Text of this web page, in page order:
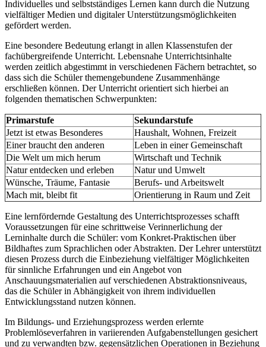
Individuelles und selbstständiges Lernen kann durch die Nutzung
vielfältiger Medien und digitaler Unterstützungsmöglichkeiten
gefördert werden.
Eine besondere Bedeutung erlangt in allen Klassenstufen der
fachübergreifende Unterricht. Lebensnahe Unterrichtsinhalte
werden zeitlich abgestimmt in verschiedenen Fächern betrachtet, so
dass sich die Schüler themengebundene Zusammenhänge
erschließen können. Der Unterricht orientiert sich hierbei an
folgenden thematischen Schwerpunkten:
Primarstufe
Sekundarstufe
Jetzt ist etwas Besonderes
Haushalt, Wohnen, Freizeit
Einer braucht den anderen
Leben in einer Gemeinschaft
Die Welt um mich herum
Wirtschaft und Technik
Natur entdecken und erleben
Natur und Umwelt
Wünsche, Träume, Fantasie
Berufs- und Arbeitswelt
Mach mit, bleibt fit
Orientierung in Raum und Zeit
Eine lernfördernde Gestaltung des Unterrichtsprozesses schafft
Voraussetzungen für eine schrittweise Verinnerlichung der
Lerninhalte durch die Schüler: vom Konkret-Praktischen über
Bildhaftes zum Sprachlichen oder Abstrakten. Der Lehrer unterstützt
diesen Prozess durch die Einbeziehung vielfältiger Möglichkeiten
für sinnliche Erfahrungen und ein Angebot von
Anschauungsmaterialien auf verschiedenen Abstraktionsniveaus,
das die Schüler in Abhängigkeit von ihrem individuellen
Entwicklungsstand nutzen können.
Im Bildungs- und Erziehungsprozess werden erlernte
Problemlöseverfahren in variierenden Aufgabenstellungen gesichert
und zu verwandten bzw. gegensätzlichen Operationen in Beziehung